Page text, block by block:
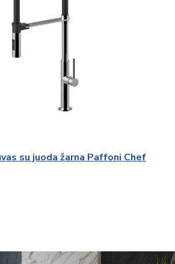
Virtuvinis maišytuvas su juoda žarna Paffoni Chef